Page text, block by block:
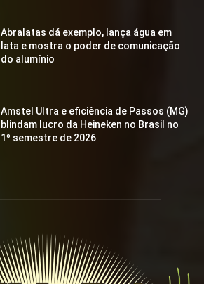
Abralatas dá exemplo, lança água em
lata e mostra o poder de comunicação
do alumínio
Amstel Ultra e eficiência de Passos (MG)
blindam lucro da Heineken no Brasil no
1º semestre de 2026